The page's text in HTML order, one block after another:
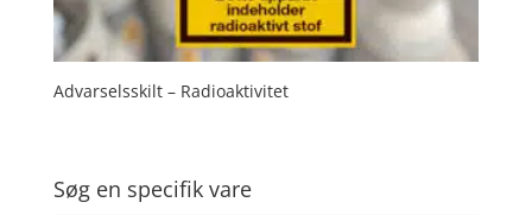
Advarselsskilt – Radioaktivitet
Søg en specifik vare